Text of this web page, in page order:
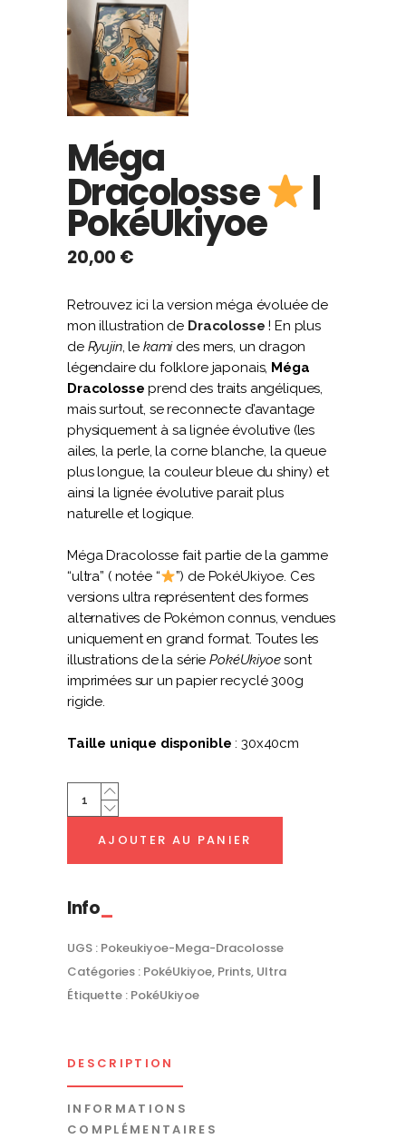
Méga
Dracolosse |
PokéUkiyoe
20,00 €
Retrouvez ici la version méga évoluée de
mon illustration de Dracolosse ! En plus
de Ryujin, le kamides mers, un dragon
légendaire du folklore japonais, Méga
Dracolosse prend des traits angéliques,
mais surtout, se reconnecte d’avantage
physiquement à sa lignée évolutive (les
ailes, la perle, la corne blanche, la queue
plus longue, la couleur bleue du shiny) et
ainsi la lignée évolutive parait plus
naturelle et logique.
Méga Dracolosse fait partie de la gamme
“ultra” ( notée “
”) de PokéUkiyoe. Ces
versions ultra représentent des formes
alternatives de Pokémon connus, vendues
uniquement en grand format. Toutes les
illustrations de la sériePokéUkiyoesont
imprimées sur un papier recyclé 300g
rigide.
Taille unique disponible : 30x40cm
Dracolosse
AJOUTER AU PANIER
Info
UGS : Pokeukiyoe-Mega-Dracolosse
Catégories : PokéUkiyoe, Prints, Ultra
Étiquette : PokéUkiyoe
DESCRIPTION
INFORMATIONS
COMPLÉMENTAIRES